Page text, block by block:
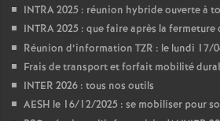
INTRA 2025 : réunion hybride ouverte à
INTRA 2025 : que faire après la fermeture
Réunion d’information TZR : le lundi 17/
Frais de transport et forfait mobilité
INTER 2026 : tous nos outils
AESH le 16/12/2025 : se mobiliser pour